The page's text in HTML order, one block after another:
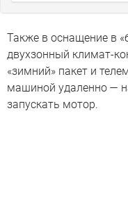
Также в оснащение в
двухзонный климат-
«зимний» пакет и
машиной удаленно —
запускать мотор.